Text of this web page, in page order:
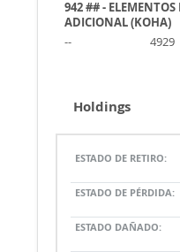
942 ## - ELEMENTOS
ADICIONAL (KOHA)
--
4929
Holdings
ESTADO DE RETIRO:
ESTADO DE PÉRDIDA:
ESTADO DAÑADO: